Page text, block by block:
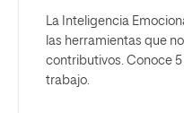
La Inteligencia
las herramientas que
contributivos. Conoce
trabajo.